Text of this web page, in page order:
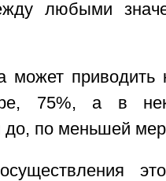
любыми
может приводить
75%, а в
до, по меньшей